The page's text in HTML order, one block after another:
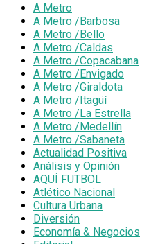
A Metro
A Metro /Barbosa
A Metro /Bello
A Metro /Caldas
A Metro /Copacabana
A Metro /Envigado
A Metro /Giraldota
A Metro /Itagüí
A Metro /La Estrella
A Metro /Medellín
A Metro /Sabaneta
Actualidad Positiva
Análisis y Opinión
AQUÍ FUTBOL
Atlético Nacional
Cultura Urbana
Diversión
Economía & Negocios